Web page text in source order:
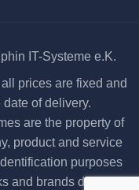
IT-Systeme e.K.
prices are fixed and
of delivery.
are the property of
product and service
purposes
and brands does not